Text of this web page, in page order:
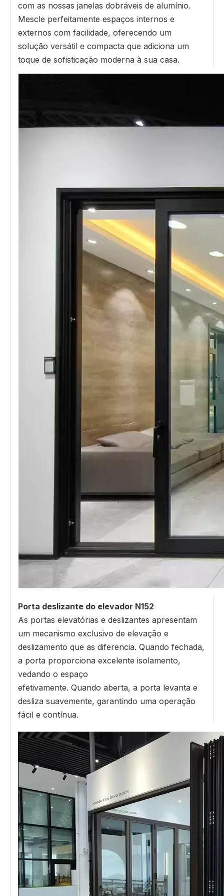
com as nossas janelas dobráveis ​​de alumínio.
Mescle perfeitamente espaços internos e
externos com facilidade, oferecendo um
solução versátil e compacta que adiciona um
toque de sofisticação moderna à sua casa.
Porta deslizante do elevador N152
As portas elevatórias e deslizantes apresentam
um mecanismo exclusivo de elevação e
deslizamento que as diferencia. Quando fechada,
a porta proporciona excelente isolamento,
vedando o espaço
efetivamente. Quando aberta, a porta levanta e
desliza suavemente, garantindo uma operação
fácil e contínua.